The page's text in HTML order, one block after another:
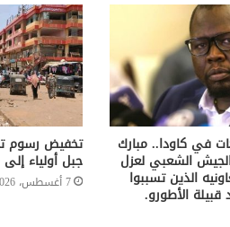
في كاودا.. مبارك
الشعبي لعزل
الذين تسببوا
الأطورو.
تخفيض رسوم
جبل أولياء إلى 50%
7 أغسطس، 2026